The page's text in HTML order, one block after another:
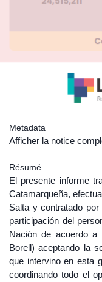
Metadata
Afficher la notice
Résumé
El presente informe
Catamarqueña,
Salta y contratado
participación del
Nación de acuerdo
Borell) aceptando la
que intervino en esta
coordinando todo el